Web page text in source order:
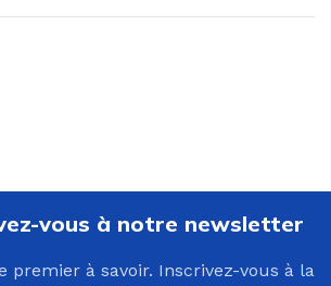
vous à notre newsletter
premier à savoir. Inscrivez-vous à la